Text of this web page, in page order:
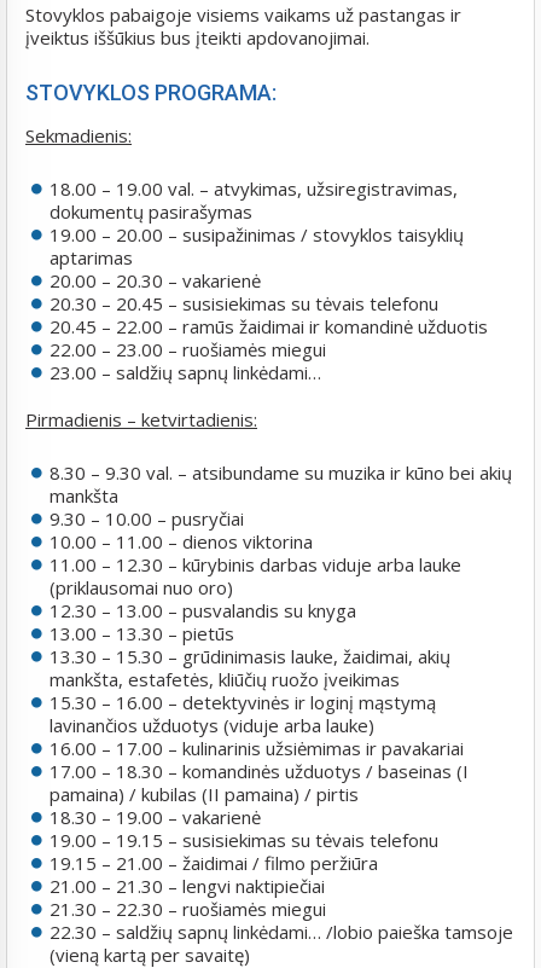
Stovyklos pabaigoje visiems vaikams už pastangas ir
įveiktus iššūkius bus įteikti apdovanojimai.
STOVYKLOS PROGRAMA:
Sekmadienis:
18.00 – 19.00 val. – atvykimas, užsiregistravimas,
dokumentų pasirašymas
19.00 – 20.00 – susipažinimas / stovyklos taisyklių
aptarimas
20.00 – 20.30 – vakarienė
20.30 – 20.45 – susisiekimas su tėvais telefonu
20.45 – 22.00 – ramūs žaidimai ir komandinė užduotis
22.00 – 23.00 – ruošiamės miegui
23.00 – saldžių sapnų linkėdami…
Pirmadienis – ketvirtadienis:
8.30 – 9.30 val. – atsibundame su muzika ir kūno bei akių
mankšta
9.30 – 10.00 – pusryčiai
10.00 – 11.00 – dienos viktorina
11.00 – 12.30 – kūrybinis darbas viduje arba lauke
(priklausomai nuo oro)
12.30 – 13.00 – pusvalandis su knyga
13.00 – 13.30 – pietūs
13.30 – 15.30 – grūdinimasis lauke, žaidimai, akių
mankšta, estafetės, kliūčių ruožo įveikimas
15.30 – 16.00 – detektyvinės ir loginį mąstymą
lavinančios užduotys (viduje arba lauke)
16.00 – 17.00 – kulinarinis užsiėmimas ir pavakariai
17.00 – 18.30 – komandinės užduotys / baseinas (I
pamaina) / kubilas (II pamaina) / pirtis
18.30 – 19.00 – vakarienė
19.00 – 19.15 – susisiekimas su tėvais telefonu
19.15 – 21.00 – žaidimai / filmo peržiūra
21.00 – 21.30 – lengvi naktipiečiai
21.30 – 22.30 – ruošiamės miegui
22.30 – saldžių sapnų linkėdami… /lobio paieška tamsoje
(vieną kartą per savaitę)